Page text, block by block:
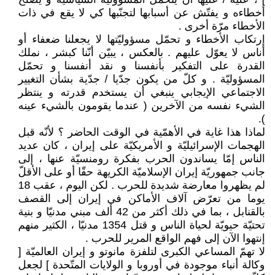
أخطاءه و يفتّش عن أسبابها لتجنّبها كي لا يقع في ذات
الأخطاء مرّة أخرى .
إرتكاب الأخطاء و تحمّل مسؤوليّتها لا يجعلنا ضعفاء أو
أناس لا يعوّل عليهم . بالعكس ، يبيّن أنّنا كبشر ، نملك
القدرة على التفكير بأنفسنا و نقد أنفسنا و تحمّل
المسؤوليّة . و كلّ من يكون جدّيا / جدّية بشأن التغيير
الاجتماعي الإيجابي ينبغي أن يستخدم قدرته و ينتظر
الشيء نفسه من الآخرين ( عندما يقومون بالشيء عينه
).
لماذا هذا غاية في الأهمّية في الوقت الحاضر ؟ لأنّه قبل
الهجمات الإسرائيليّة و الأمريكيّة على إيران ، كان عديد
الناس إمّا يساندون الحرب بفكرة رومنسيّة عنها ، إلى
جانب جمهوريّة إيران الإسلاميّة الكريهة حقّا أو على الأقلّ
لم يظهروا معارضة شديدة للحرب . لكن اليوم ، عقب 18
يوما من تعرّض آلاف الأماكن في إيران إلى القصف
بالقنابل ، بما في ذلك أكثر من 42 ألف مبني مدنيّا و بنية
تحتيّة حيويّة لحياة الناس و قتل 1354 مدنيّا ، الكثير منهم
إنتهوا الآن إلى فهم الواقع المرير للحرب .
لا تهمّ المساعي الكبرى لتلفزة مانوتو و إيران العالميّة [
وكالة أنباء موجودة في أوروبا و الولايات المتّحدة ] لجعل